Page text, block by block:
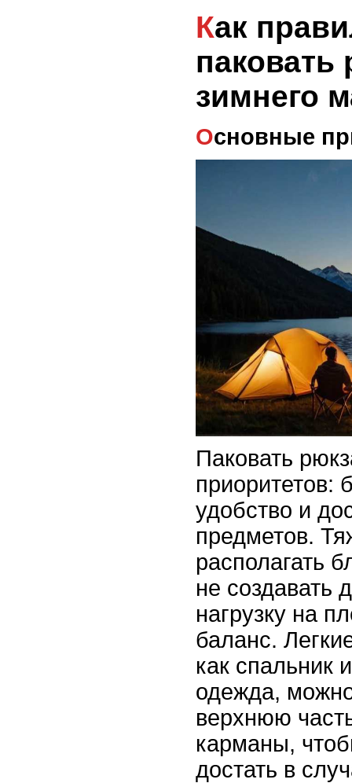
Как правильно
паковать
зимнего
Основные
Паковать
приоритетов:
удобство и
предметов.
располагать
не создавать
нагрузку на
баланс.
как спальник
одежда,
верхнюю
карманы,
достать в